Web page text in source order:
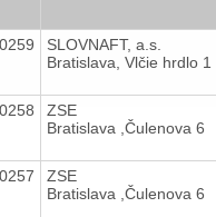
SLOVNAFT, a.s.
Bratislava, Vlčie hrdlo 1
ZSE
Bratislava ,Čulenova 6
ZSE
Bratislava ,Čulenova 6